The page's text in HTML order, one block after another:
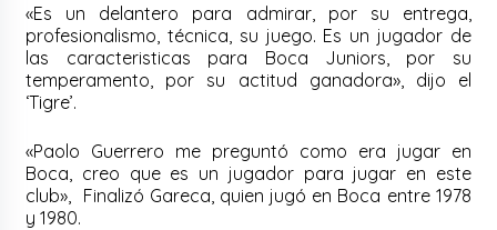
«Es un delantero para admirar, por su entrega,
profesionalismo, técnica, su juego. Es un jugador de
las caracteristicas para Boca Juniors, por su
temperamento, por su actitud ganadora», dijo el
‘Tigre’.
«Paolo Guerrero me preguntó como era jugar en
Boca, creo que es un jugador para jugar en este
club», Finalizó Gareca, quien jugó en Boca entre 1978
y 1980.